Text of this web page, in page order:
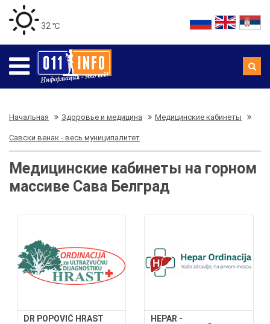
32 ℃
Начальная Здоровье и медицина Медицинские кабинеты
Савски венак - весь муниципалитет
Медицинские кабинеты на горном
массиве Сава Белград
DR POPOVIĆ HRAST
HEPAR -